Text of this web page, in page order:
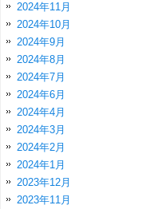
2024年11月
2024年10月
2024年9月
2024年8月
2024年7月
2024年6月
2024年4月
2024年3月
2024年2月
2024年1月
2023年12月
2023年11月